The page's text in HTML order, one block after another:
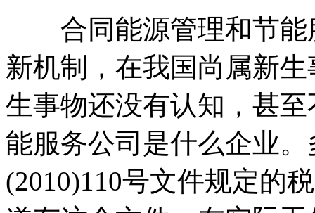
合同能源管理和节能
新机制，在我国尚属新
生事物还没有认知，甚
能服务公司是什么企业
(2010)110号文件规定的